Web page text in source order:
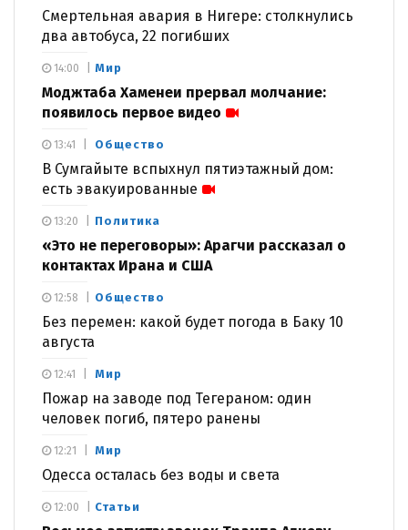
Смертельная авария в Нигере: столкнулись
два автобуса, 22 погибших
Мир
Моджтаба Хаменеи прервал молчание:
появилось первое видео
14:00
Общество
В Сумгайыте вспыхнул пятиэтажный дом:
есть эвакуированные
13:41
Политика
«Это не переговоры»: Арагчи рассказал о
контактах Ирана и США
13:20
Общество
Без перемен: какой будет погода в Баку 10
августа
12:58
Мир
Пожар на заводе под Тегераном: один
человек погиб, пятеро ранены
12:41
Мир
Одесса осталась без воды и света
12:21
Статьи
12:00